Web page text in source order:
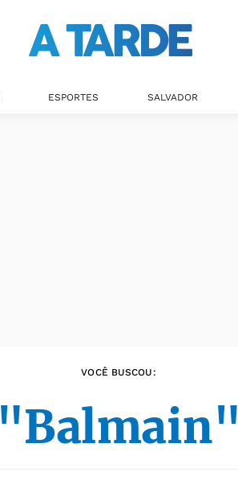
ESPORTES SALVADOR
VOCÊ BUSCOU:
"Balmain"